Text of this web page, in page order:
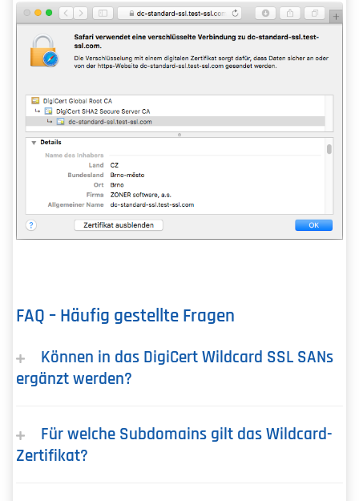
FAQ – Häufig gestellte Fragen
Können in das DigiCert Wildcard SSL SANs
ergänzt werden?
Für welche Subdomains gilt das Wildcard-
Zertifikat?